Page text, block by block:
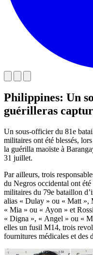
Philippines: Un
guérilleras
Un sous-officier du 81e
militaires ont été blessés,
la guérilla maoïste à
31 juillet.
Par ailleurs, trois
du Negros occidental ont
militaires du 79e bataillon
alias « Dulay » ou « Matt »,
« Mia » ou « Ayon » et
« Digna », « Angel » ou «
elles un fusil M14, trois
fournitures médicales et des